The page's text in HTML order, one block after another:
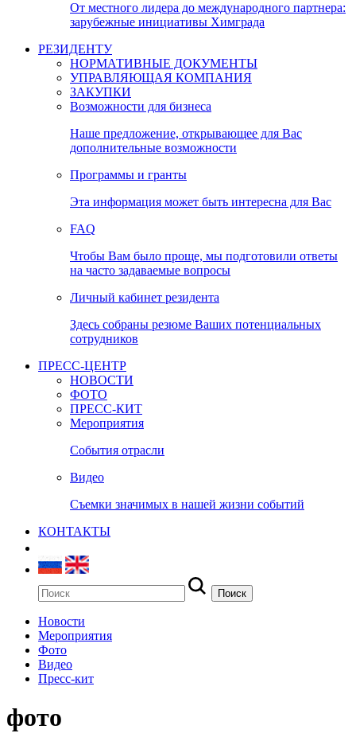
От местного лидера до международного партнера:
зарубежные инициативы Химграда
РЕЗИДЕНТУ
НОРМАТИВНЫЕ ДОКУМЕНТЫ
УПРАВЛЯЮЩАЯ КОМПАНИЯ
ЗАКУПКИ
Возможности для бизнеса
Наше предложение, открывающее для Вас
дополнительные возможности
Программы и гранты
Эта информация может быть интересна для Вас
FAQ
Чтобы Вам было проще, мы подготовили ответы
на часто задаваемые вопросы
Личный кабинет резидента
Здесь собраны резюме Ваших потенциальных
сотрудников
ПРЕСС-ЦЕНТР
НОВОСТИ
ФОТО
ПРЕСС-КИТ
Мероприятия
События отрасли
Видео
Съемки значимых в нашей жизни событий
КОНТАКТЫ
Новости
Мероприятия
Фото
Видео
Пресс-кит
фото